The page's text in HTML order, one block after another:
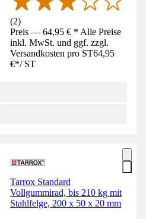
(2)
Preis — 64,95 € * Alle Preise
inkl. MwSt. und ggf. zzgl.
Versandkosten pro ST64,95
€*/ ST
Tarrox Standard
Vollgummirad, bis 210 kg mit
Stahlfelge, 200 x 50 x 20 mm